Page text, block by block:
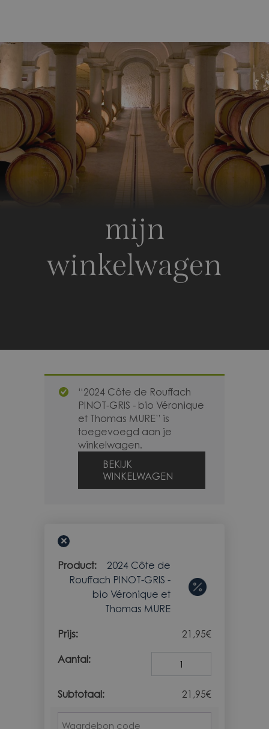
mijn
winkelwagen
“2024 Côte de Rouffach
PINOT-GRIS - bio Véronique
et Thomas MURE” is
toegevoegd aan je
winkelwagen.
BEKIJK
WINKELWAGEN
×
2024 Côte de
Rouffach PINOT-GRIS -
bio Véronique et
Thomas MURE
21,95€
Aantal
21,95€